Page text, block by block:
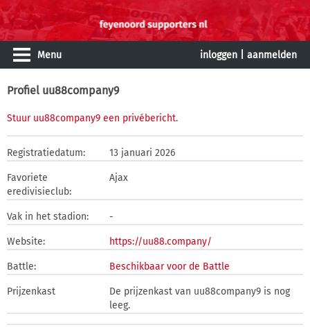
Menu inloggen aanmelden
Profiel uu88company9
Stuur uu88company9 een privébericht.
Registratiedatum: 13 januari 2026
Favoriete
eredivisieclub:
Ajax
Vak in het stadion: -
Website: https://uu88.company/
Battle: Beschikbaar voor de Battle
Prijzenkast
De prijzenkast van uu88company9 is nog
leeg.